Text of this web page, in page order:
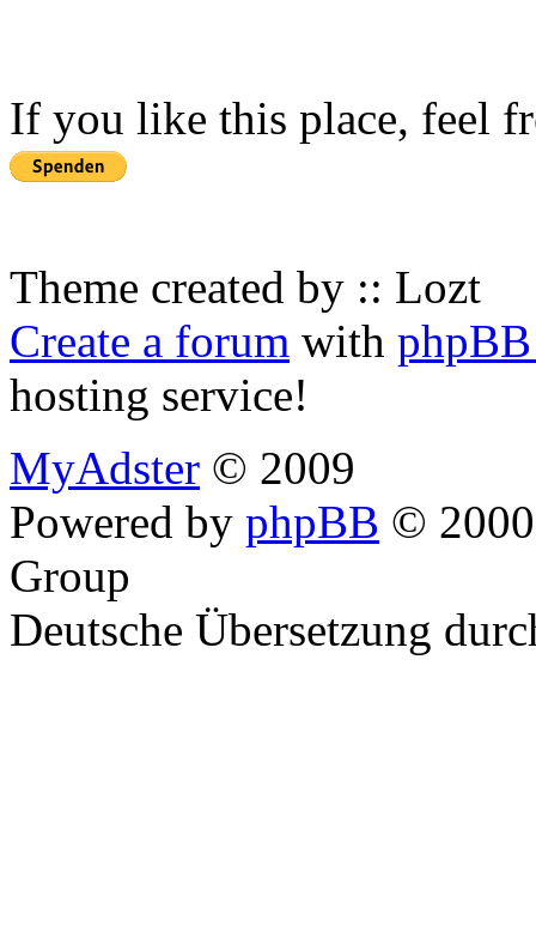
If you like this place, feel
Theme created by :: Lozt
Create a forum with
hosting service!
MyAdster © 2009
Powered by phpBB ©
Group
Deutsche Übersetzung